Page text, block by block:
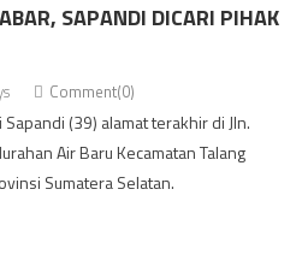
SAPANDI DICARI PIHAK
Comment(0)
(39) alamat terakhir di Jln.
Air Baru Kecamatan Talang
Sumatera Selatan.